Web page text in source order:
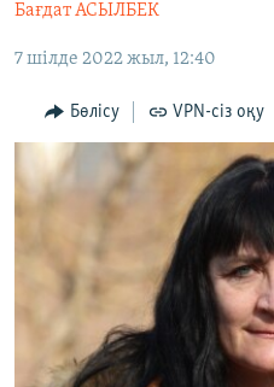
Skip
to
ӘЛЕУМЕТ
ӘЛЕМ
АРНАЙЫ ЖОБАЛАР
Русский
Басқа тілдерде
Бағдат АСЫЛБЕК
7 шілде 2022 жыл, 12:40
Бөлісу VPN-сіз оқу